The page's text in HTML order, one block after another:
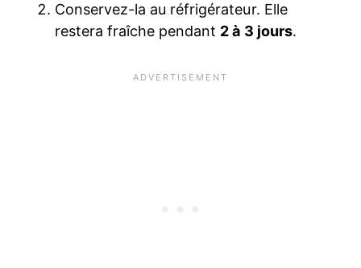
Conservez-la au réfrigérateur. Elle
restera fraîche pendant 2 à 3 jours.